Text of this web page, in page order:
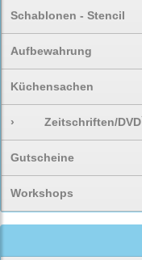
Schablonen - Stencil
Aufbewahrung
Küchensachen
› Zeitschriften/
Gutscheine
Workshops